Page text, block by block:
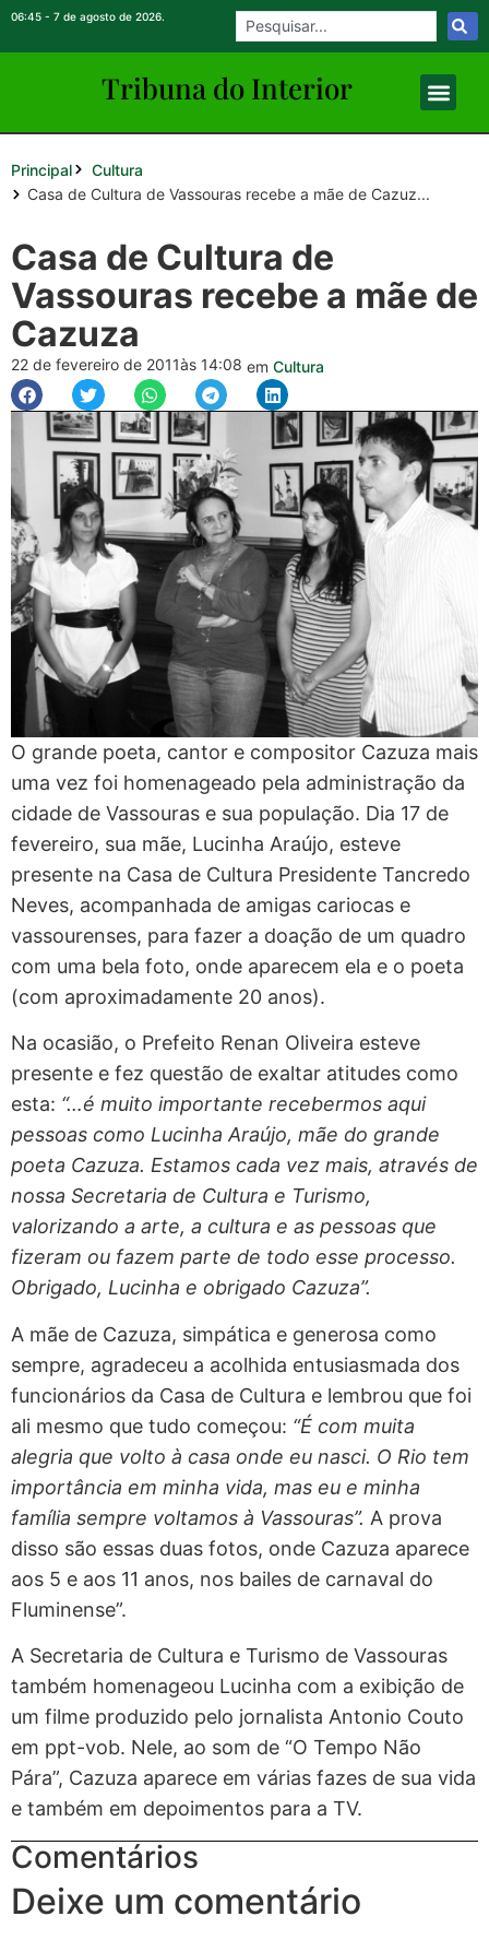
06:45 - 7 de agosto de 2026.
Tribuna do Interior
Principal
Cultura
Casa de Cultura de Vassouras recebe a mãe de Cazuz...
Casa de Cultura de
Vassouras recebe a mãe de
Cazuza
22 de fevereiro de 2011às 14:08 em Cultura
O grande poeta, cantor e compositor Cazuza mais
uma vez foi homenageado pela administração da
cidade de Vassouras e sua população. Dia 17 de
fevereiro, sua mãe, Lucinha Araújo, esteve
presente na Casa de Cultura Presidente Tancredo
Neves, acompanhada de amigas cariocas e
vassourenses, para fazer a doação de um quadro
com uma bela foto, onde aparecem ela e o poeta
(com aproximadamente 20 anos).
Na ocasião, o Prefeito Renan Oliveira esteve
presente e fez questão de exaltar atitudes como
esta: “…é muito importante recebermos aqui
pessoas como Lucinha Araújo, mãe do grande
poeta Cazuza. Estamos cada vez mais, através de
nossa Secretaria de Cultura e Turismo,
valorizando a arte, a cultura e as pessoas que
fizeram ou fazem parte de todo esse processo.
Obrigado, Lucinha e obrigado Cazuza”.
A mãe de Cazuza, simpática e generosa como
sempre, agradeceu a acolhida entusiasmada dos
funcionários da Casa de Cultura e lembrou que foi
ali mesmo que tudo começou: “É com muita
alegria que volto à casa onde eu nasci. O Rio tem
importância em minha vida, mas eu e minha
família sempre voltamos à Vassouras”. A prova
disso são essas duas fotos, onde Cazuza aparece
aos 5 e aos 11 anos, nos bailes de carnaval do
Fluminense”.
A Secretaria de Cultura e Turismo de Vassouras
também homenageou Lucinha com a exibição de
um filme produzido pelo jornalista Antonio Couto
em ppt-vob. Nele, ao som de “O Tempo Não
Pára”, Cazuza aparece em várias fazes de sua vida
e também em depoimentos para a TV.
Comentários
Deixe um comentário